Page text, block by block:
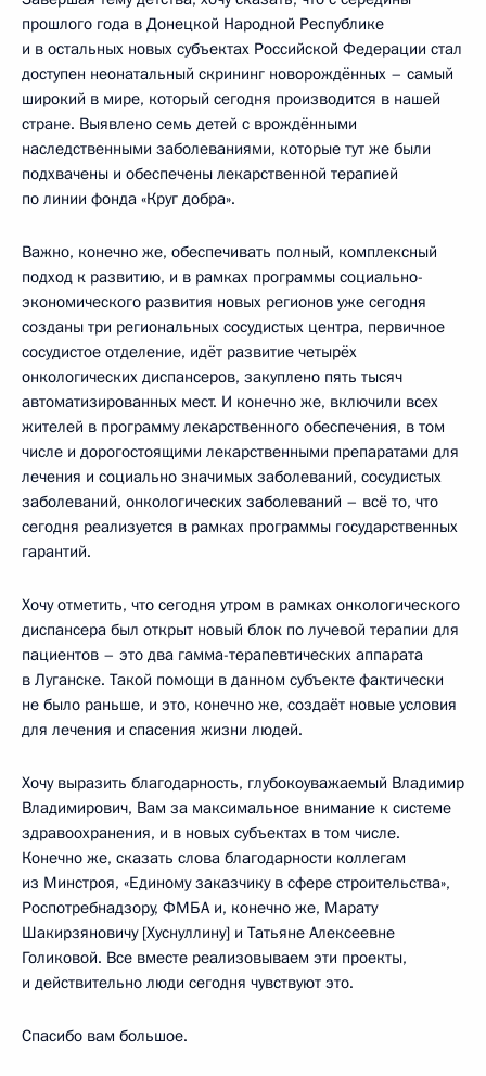
прошлого года в Донецкой Народной Республике
и в остальных новых субъектах Российской Федерации стал
доступен неонатальный скрининг новорождённых – самый
широкий в мире, который сегодня производится в нашей
стране. Выявлено семь детей с врождёнными
наследственными заболеваниями, которые тут же были
подхвачены и обеспечены лекарственной терапией
по линии фонда «Круг добра».
Важно, конечно же, обеспечивать полный, комплексный
подход к развитию, и в рамках программы социально-
экономического развития новых регионов уже сегодня
созданы три региональных сосудистых центра, первичное
сосудистое отделение, идёт развитие четырёх
онкологических диспансеров, закуплено пять тысяч
автоматизированных мест. И конечно же, включили всех
жителей в программу лекарственного обеспечения, в том
числе и дорогостоящими лекарственными препаратами для
лечения и социально значимых заболеваний, сосудистых
заболеваний, онкологических заболеваний – всё то, что
сегодня реализуется в рамках программы государственных
гарантий.
Хочу отметить, что сегодня утром в рамках онкологического
диспансера был открыт новый блок по лучевой терапии для
пациентов – это два гамма-терапевтических аппарата
в Луганске. Такой помощи в данном субъекте фактически
не было раньше, и это, конечно же, создаёт новые условия
для лечения и спасения жизни людей.
Хочу выразить благодарность, глубокоуважаемый Владимир
Владимирович, Вам за максимальное внимание к системе
здравоохранения, и в новых субъектах в том числе.
Конечно же, сказать слова благодарности коллегам
из Минстроя, «Единому заказчику в сфере строительства»,
Роспотребнадзору, ФМБА и, конечно же, Марату
Шакирзяновичу [Хуснуллину] и Татьяне Алексеевне
Голиковой. Все вместе реализовываем эти проекты,
и действительно люди сегодня чувствуют это.
Спасибо вам большое.